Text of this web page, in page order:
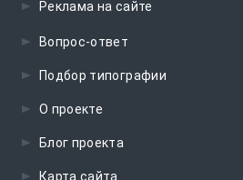
Реклама на сайте
Вопрос-ответ
Подбор типографии
О проекте
Блог проекта
Карта сайта